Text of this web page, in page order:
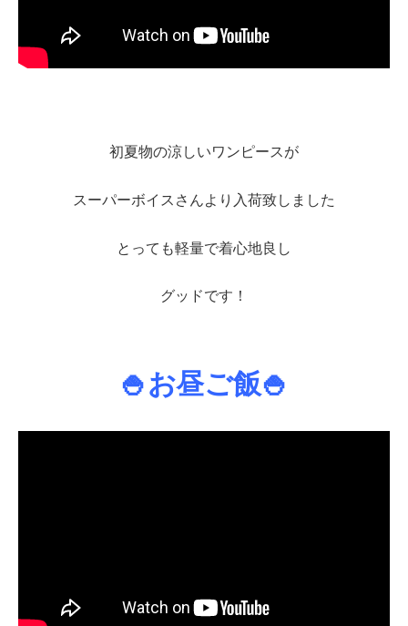
初夏物の涼しいワンピースが
スーパーボイスさんより入荷致しました
とっても軽量で着心地良し
グッドです！
🍚お昼ご飯🍚